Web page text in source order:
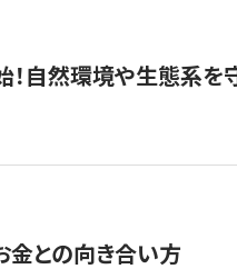
自然環境や生態系
金との向き合い方